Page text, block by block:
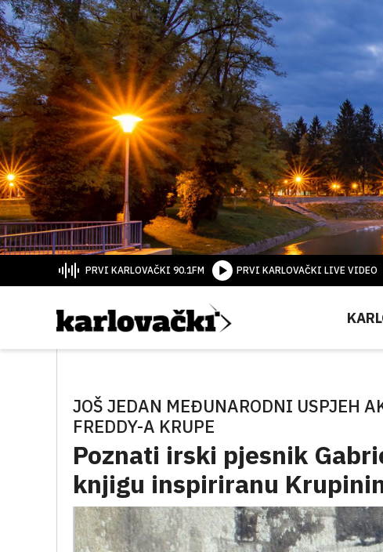
PRVI KARLOVAČKI 90.1FM PRVI KARLOVAČKI LIVE VIDEO
JOŠ JEDAN MEĐUNARODNI USPJEH
FREDDY-A KRUPE
Poznati irski pjesnik
knjigu inspiriranu